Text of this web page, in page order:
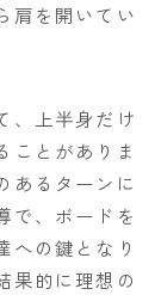
肩を開いてい
、上半身だけ
ことがありま
あるターンに
で、ボードを
への鍵となり
果的に理想の